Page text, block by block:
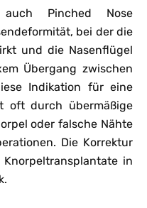
auch Pinched Nose
bei der die
und die Nasenflügel
Übergang zwischen
Indikation für eine
oft durch übermäßige
oder falsche Nähte
Die Korrektur
in